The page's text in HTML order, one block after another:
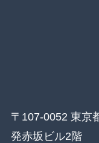
〒107-0052 東京
発赤坂ビル2階